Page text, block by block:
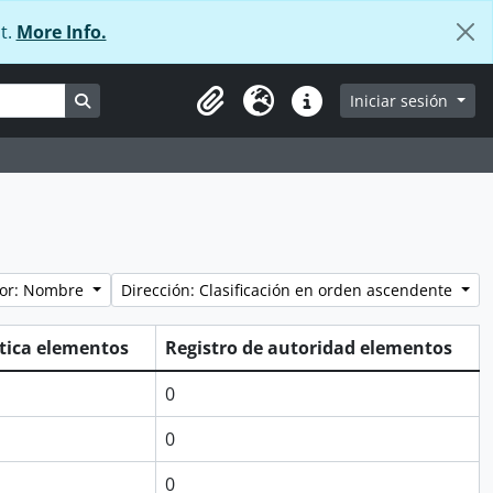
More Info.
Search in browse page
Portapapeles
Idioma Enlaces rápidos
Iniciar sesión
Nombre Dirección: Clasificación en orden ascendente
elementos
Registro de autoridad elementos
0
0
0